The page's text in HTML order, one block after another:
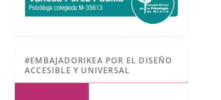
#EMBAJADORIKEA POR EL DISEÑO
ACCESIBLE Y UNIVERSAL